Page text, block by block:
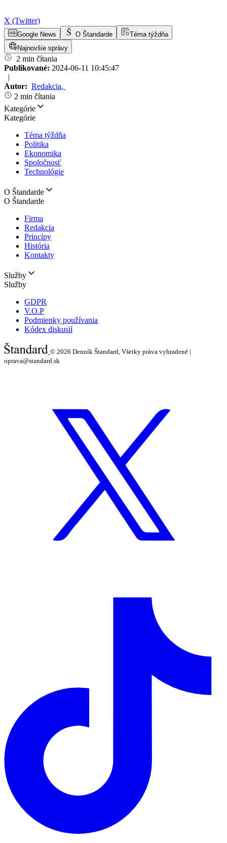
X (Twitter)
Google News O Štandarde
Téma týždňa
Najnovšie správy
2 min čítania
Publikované: 2024-06-11 10:45:47
|
Autor: Redakcia,
2 min čítania
Kategórie
Kategórie
Téma týždňa
Politika
Ekonomika
Spoločnosť
Technológie
O Štandarde
O Štandarde
Firma
Redakcia
Princípy
História
Kontakty
Služby
Služby
GDPR
V.O.P
Podmienky používania
Kódex diskusií
© 2026 Denník Štandard, Všetky práva vyhradené |
oprava@standard.sk